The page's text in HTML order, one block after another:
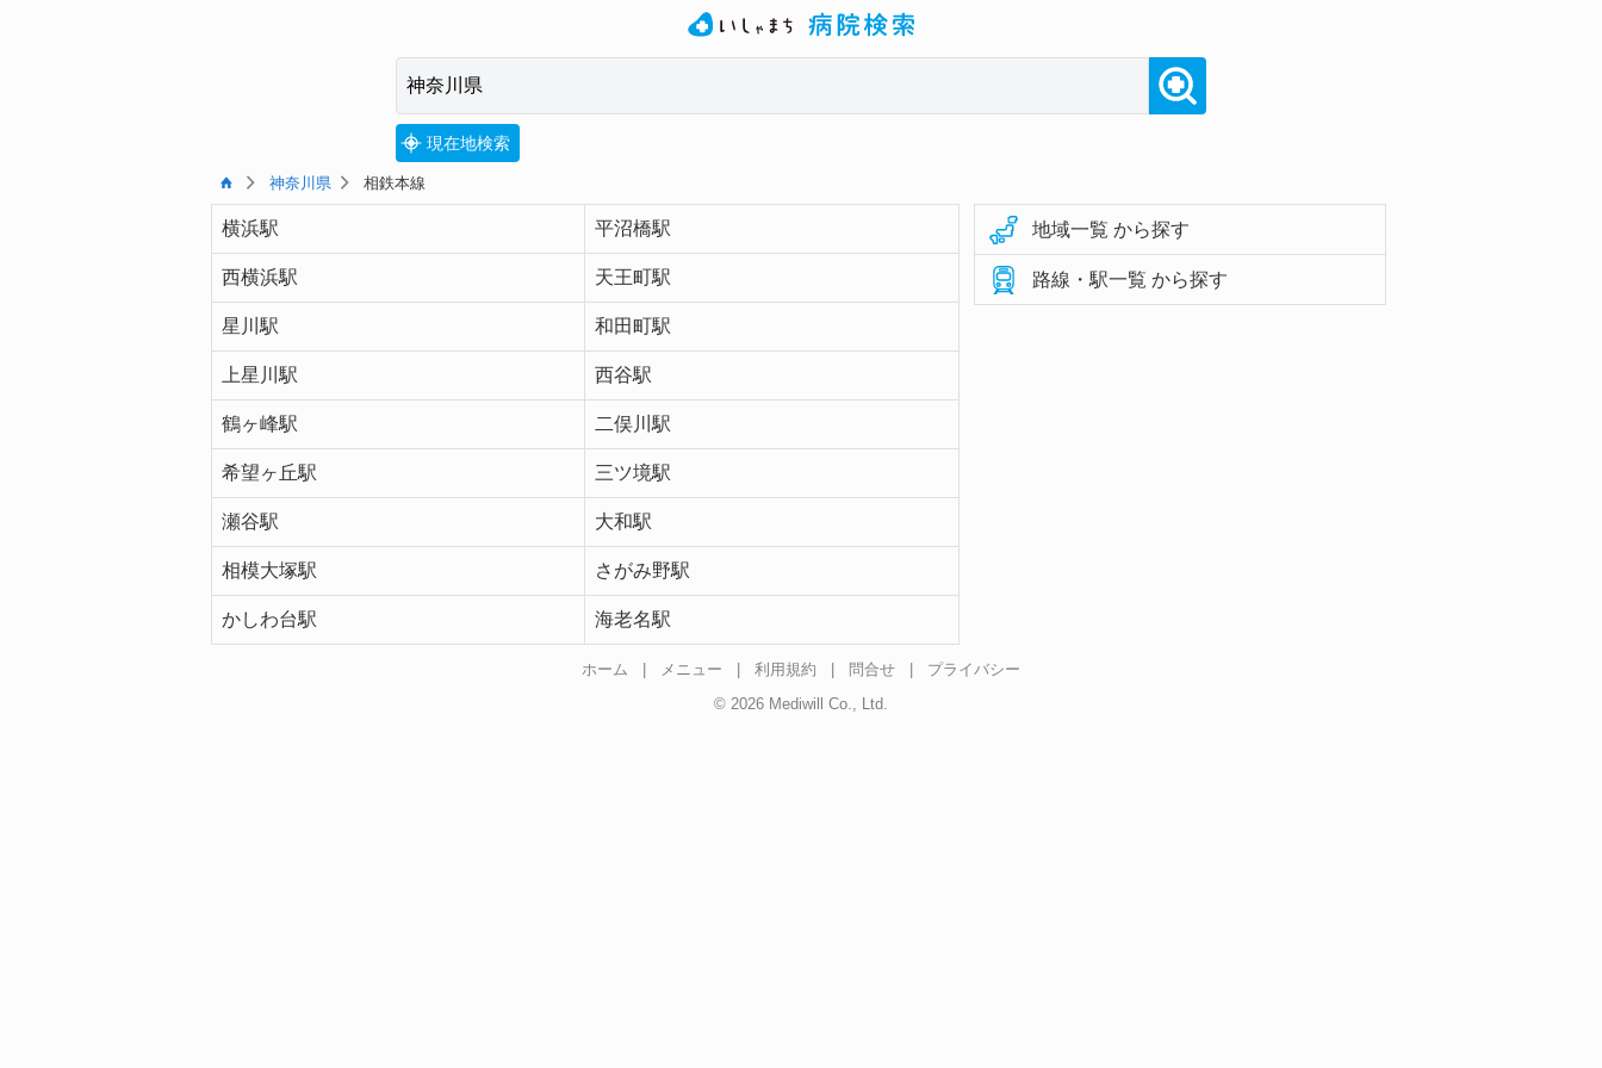
現在地検索
神奈川県 相鉄本線
横浜駅 平沼橋駅
西横浜駅 天王町駅
星川駅 和田町駅
上星川駅 西谷駅
鶴ヶ峰駅 二俣川駅
希望ヶ丘駅 三ツ境駅
瀬谷駅 大和駅
相模大塚駅 さがみ野駅
かしわ台駅 海老名駅
地域一覧 から探す
路線・駅一覧 から探す
ホーム メニュー 利用規約 問合せ
プライバシー
© 2026 Mediwill Co., Ltd.